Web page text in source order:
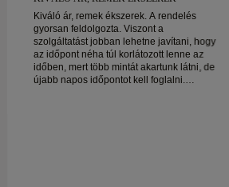
Kiváló ár, remek ékszerek. A rendelés
gyorsan feldolgozta. Viszont a
szolgáltatást jobban lehetne javítani, hogy
az időpont néha túl korlátozott lenne az
időben, mert több mintát akartunk látni, de
újabb napos időpontot kell foglalni.